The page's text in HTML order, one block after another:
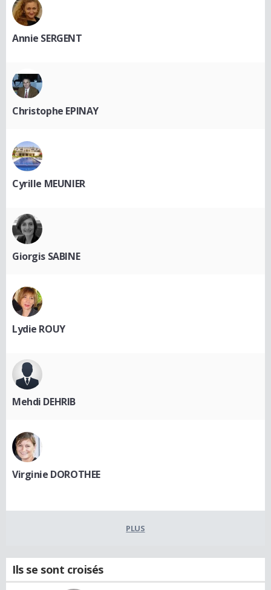
Annie SERGENT
Christophe EPINAY
Cyrille MEUNIER
Giorgis SABINE
Lydie ROUY
Mehdi DEHRIB
Virginie DOROTHEE
PLUS
Ils se sont croisés